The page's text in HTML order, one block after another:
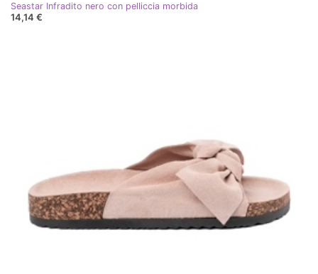
Seastar Infradito nero con pelliccia morbida
14,14 €